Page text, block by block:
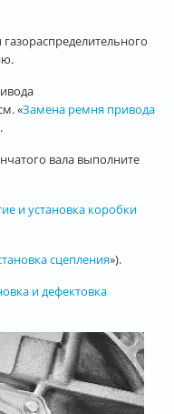
«Замена ремня привода
вала выполните
и установка коробки
сцепления»).
и дефектовка